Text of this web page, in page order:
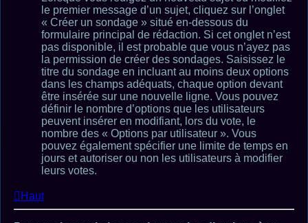
le premier message d’un sujet, cliquez sur l’onglet
« Créer un sondage » situé en-dessous du
formulaire principal de rédaction. Si cet onglet n’est
pas disponible, il est probable que vous n’ayez pas
la permission de créer des sondages. Saisissez le
titre du sondage en incluant au moins deux options
dans les champs adéquats, chaque option devant
être insérée sur une nouvelle ligne. Vous pouvez
définir le nombre d’options que les utilisateurs
peuvent insérer en modifiant, lors du vote, le
nombre des « Options par utilisateur ». Vous
pouvez également spécifier une limite de temps en
jours et autoriser ou non les utilisateurs à modifier
leurs votes.
Haut